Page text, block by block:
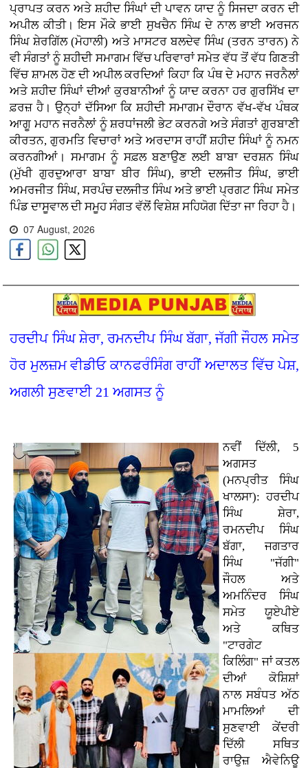
ਪ੍ਰਾਪਤ ਕਰਨ ਅਤੇ ਸ਼ਹੀਦ ਸਿੰਘਾਂ ਦੀ ਪਾਵਨ ਯਾਦ ਨੂੰ ਸਿਜਦਾ ਕਰਨ ਦੀ
ਅਪੀਲ ਕੀਤੀ। ਇਸ ਮੌਕੇ ਭਾਈ ਸੁਖਚੈਨ ਸਿੰਘ ਦੇ ਨਾਲ ਭਾਈ ਅਰਜਨ
ਸਿੰਘ ਸ਼ੇਰਗਿੱਲ (ਮੋਹਾਲੀ) ਅਤੇ ਮਾਸਟਰ ਬਲਦੇਵ ਸਿੰਘ (ਤਰਨ ਤਾਰਨ) ਨੇ
ਵੀ ਸੰਗਤਾਂ ਨੂੰ ਸ਼ਹੀਦੀ ਸਮਾਗਮ ਵਿੱਚ ਪਰਿਵਾਰਾਂ ਸਮੇਤ ਵੱਧ ਤੋਂ ਵੱਧ ਗਿਣਤੀ
ਵਿੱਚ ਸ਼ਾਮਲ ਹੋਣ ਦੀ ਅਪੀਲ ਕਰਦਿਆਂ ਕਿਹਾ ਕਿ ਪੰਥ ਦੇ ਮਹਾਨ ਜਰਨੈਲਾਂ
ਅਤੇ ਸ਼ਹੀਦ ਸਿੰਘਾਂ ਦੀਆਂ ਕੁਰਬਾਨੀਆਂ ਨੂੰ ਯਾਦ ਕਰਨਾ ਹਰ ਗੁਰਸਿੱਖ ਦਾ
ਫ਼ਰਜ਼ ਹੈ। ਉਨ੍ਹਾਂ ਦੱਸਿਆ ਕਿ ਸ਼ਹੀਦੀ ਸਮਾਗਮ ਦੌਰਾਨ ਵੱਖ-ਵੱਖ ਪੰਥਕ
ਆਗੂ ਮਹਾਨ ਜਰਨੈਲਾਂ ਨੂੰ ਸ਼ਰਧਾਂਜਲੀ ਭੇਟ ਕਰਨਗੇ ਅਤੇ ਸੰਗਤਾਂ ਗੁਰਬਾਣੀ
ਕੀਰਤਨ, ਗੁਰਮਤਿ ਵਿਚਾਰਾਂ ਅਤੇ ਅਰਦਾਸ ਰਾਹੀਂ ਸ਼ਹੀਦ ਸਿੰਘਾਂ ਨੂੰ ਨਮਨ
ਕਰਨਗੀਆਂ। ਸਮਾਗਮ ਨੂੰ ਸਫ਼ਲ ਬਣਾਉਣ ਲਈ ਬਾਬਾ ਦਰਸ਼ਨ ਸਿੰਘ
(ਮੁੱਖੀ ਗੁਰਦੁਆਰਾ ਬਾਬਾ ਬੀਰ ਸਿੰਘ), ਭਾਈ ਦਲਜੀਤ ਸਿੰਘ, ਭਾਈ
ਅਮਰਜੀਤ ਸਿੰਘ, ਸਰਪੰਚ ਦਲਜੀਤ ਸਿੰਘ ਅਤੇ ਭਾਈ ਪ੍ਰਗਟ ਸਿੰਘ ਸਮੇਤ
ਪਿੰਡ ਦਾਸੂਵਾਲ ਦੀ ਸਮੂਹ ਸੰਗਤ ਵੱਲੋਂ ਵਿਸ਼ੇਸ਼ ਸਹਿਯੋਗ ਦਿੱਤਾ ਜਾ ਰਿਹਾ ਹੈ।
07 August, 2026
ਹਰਦੀਪ ਸਿੰਘ ਸ਼ੇਰਾ, ਰਮਨਦੀਪ ਸਿੰਘ ਬੱਗਾ, ਜੱਗੀ ਜੌਹਲ ਸਮੇਤ
ਹੋਰ ਮੁਲਜ਼ਮ ਵੀਡੀਓ ਕਾਨਫਰੰਸਿੰਗ ਰਾਹੀਂ ਅਦਾਲਤ ਵਿੱਚ ਪੇਸ਼,
ਅਗਲੀ ਸੁਣਵਾਈ 21 ਅਗਸਤ ਨੂੰ
ਨਵੀਂ ਦਿੱਲੀ, 5
ਅਗਸਤ
(ਮਨਪ੍ਰੀਤ ਸਿੰਘ
ਖਾਲਸਾ): ਹਰਦੀਪ
ਸਿੰਘ ਸ਼ੇਰਾ,
ਰਮਨਦੀਪ ਸਿੰਘ
ਬੱਗਾ, ਜਗਤਾਰ
ਸਿੰਘ "ਜੱਗੀ"
ਜੌਹਲ ਅਤੇ
ਅਮਨਿੰਦਰ ਸਿੰਘ
ਸਮੇਤ ਯੂਏਪੀਏ
ਅਤੇ ਕਥਿਤ
"ਟਾਰਗੇਟ
ਕਿਲਿੰਗ" ਜਾਂ ਕਤਲ
ਦੀਆਂ ਕੋਸ਼ਿਸ਼ਾਂ
ਨਾਲ ਸਬੰਧਤ ਅੱਠ
ਮਾਮਲਿਆਂ ਦੀ
ਸੁਣਵਾਈ ਕੇਂਦਰੀ
ਦਿੱਲੀ ਸਥਿਤ
ਰਾਉਜ਼ ਐਵੇਨਿਊ